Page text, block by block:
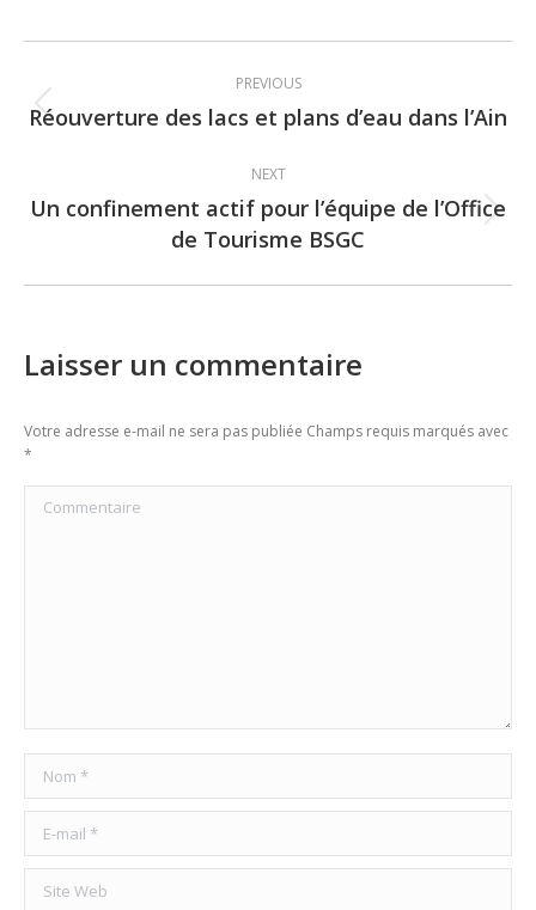
navigation
PREVIOUS
Previous
Réouverture des lacs et plans d’eau dans l’Ain
NEXT
Next
post:
Un confinement actif pour l’équipe de l’Office
de Tourisme BSGC
Laisser un commentaire
Votre adresse e-mail ne sera pas publiée Champs requis marqués avec
*
Commentaire
Nom *
E-mail *
Site Web